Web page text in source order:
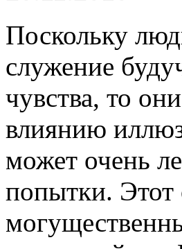
Поскольку
служение
чувства, то
влиянию
может очень
попытки.